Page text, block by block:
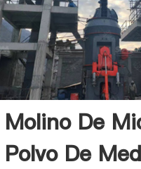
Molino De
Polvo De